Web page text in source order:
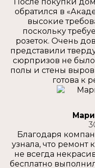
обратился в
высокие
поскольку
розеток. Очень
представили
сюрпризов не
полы и стены
готова к
Благодаря
узнала, что ремонт
не всегда
бесплатно